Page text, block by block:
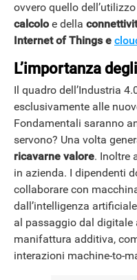
ovvero quello
calcoloe della
Internet of Things e
L’importanza
Il quadro dell’Industria
esclusivamente alle
Fondamentali saranno
servono? Una volta
ricavarne valore. Inoltre
in azienda. I dipendenti
collaborare con
dall’intelligenza
al passaggio dal digitale
manifattura additiva,
interazioni machine-to-